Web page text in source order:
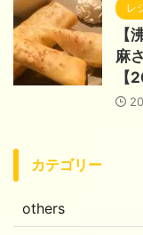
レ
【
麻
【
カテゴリー
others